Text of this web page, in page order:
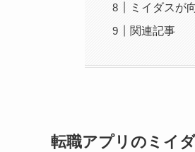
ミイダスが
関連記事
転職アプリのミイ